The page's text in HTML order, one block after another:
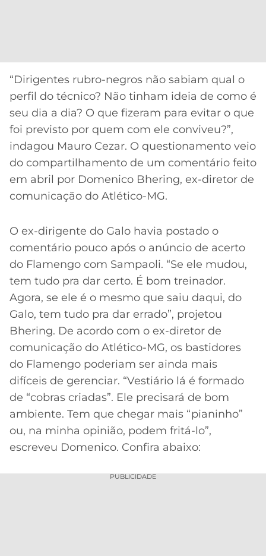
ATLÉTICO
MG
CRUZEIRO
“Dirigentes rubro-negros não sabiam qual o
perfil do técnico? Não tinham ideia de como é
seu dia a dia? O que fizeram para evitar o que
foi previsto por quem com ele conviveu?”,
indagou Mauro Cezar. O questionamento veio
do compartilhamento de um comentário feito
em abril por Domenico Bhering, ex-diretor de
comunicação do Atlético-MG.
O ex-dirigente do Galo havia postado o
comentário pouco após o anúncio de acerto
do Flamengo com Sampaoli. “Se ele mudou,
tem tudo pra dar certo. É bom treinador.
Agora, se ele é o mesmo que saiu daqui, do
Galo, tem tudo pra dar errado”, projetou
Bhering. De acordo com o ex-diretor de
comunicação do Atlético-MG, os bastidores
do Flamengo poderiam ser ainda mais
difíceis de gerenciar. “Vestiário lá é formado
de “cobras criadas”. Ele precisará de bom
ambiente. Tem que chegar mais “pianinho”
ou, na minha opinião, podem fritá-lo”,
escreveu Domenico. Confira abaixo:
PUBLICIDADE